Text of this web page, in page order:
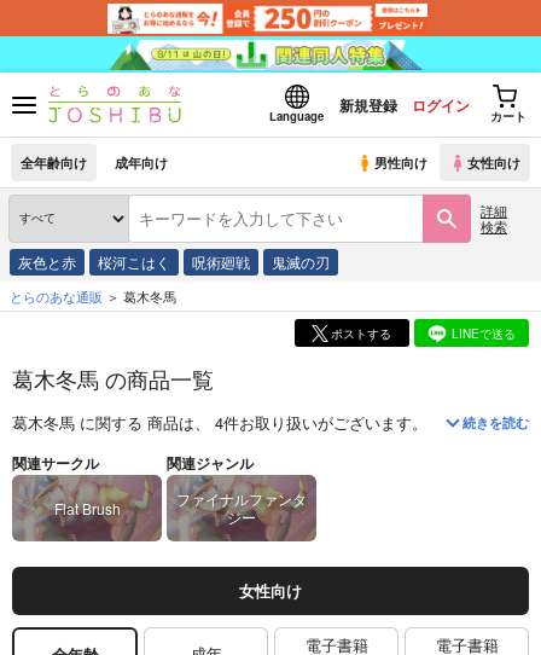
Language
新規登録 ログイン
カート
全年齢向け 成年向け 男性向け 女性向け
詳細
検索
灰色と赤 桜河こはく 呪術廻戦 鬼滅の刃
とらのあな通販 葛木冬馬
ポストする LINEで送る
葛木冬馬 の商品一覧
葛木冬馬 に関する 商品は、 4件お取り扱いがございます。 「朝焼けの雫(
続きを読む
関連サークル
Flat Brush
関連ジャンル
ファイナルファンタ
ジー
女性向け
電子書籍 電子書籍